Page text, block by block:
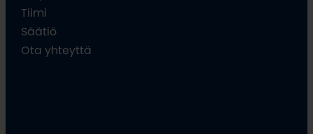
Tiimi
Säätiö
Ota yhteyttä